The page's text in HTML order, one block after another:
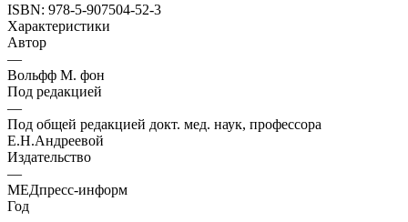
ISBN: 978-5-907504-52-3
Характеристики
Автор
—
Вольфф М. фон
Под редакцией
—
Под общей редакцией докт. мед. наук, профессора
Е.Н.Андреевой
Издательство
—
МЕДпресс-информ
Год